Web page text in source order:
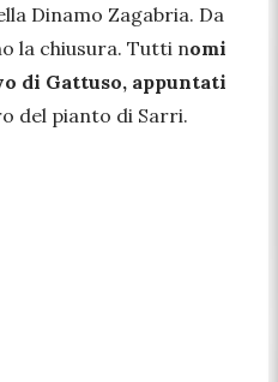
Dinamo Zagabria. Da
la chiusura. Tutti nomi
di Gattuso, appuntati
del pianto di Sarri.